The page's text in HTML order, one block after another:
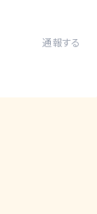
通報する